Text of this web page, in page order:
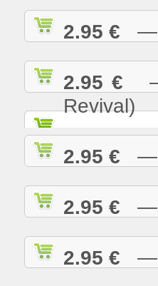
2.95 € —
2.95 € —
Revival)
2.95 € —
2.95 € —
2.95 € —